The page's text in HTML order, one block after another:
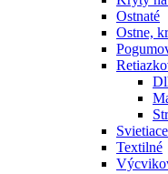
Ostnaté
Ostne,
Textilné